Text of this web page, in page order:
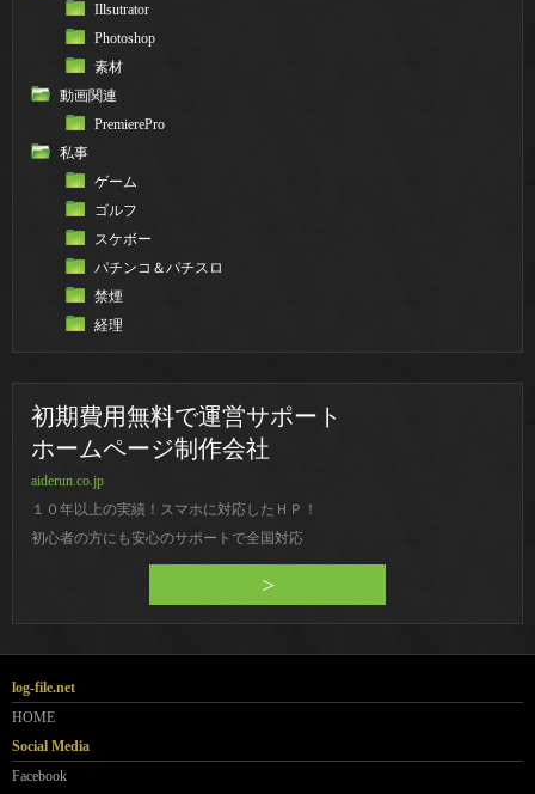
Illsutrator
Photoshop
素材
動画関連
PremierePro
私事
ゲーム
ゴルフ
スケボー
パチンコ＆パチスロ
禁煙
経理
初期費用無料で運営サポート
ホームページ制作会社
aiderun.co.jp
１０年以上の実績！スマホに対応したＨＰ！
初心者の方にも安心のサポートで全国対応
>
log-file.net
HOME
Social Media
Facebook